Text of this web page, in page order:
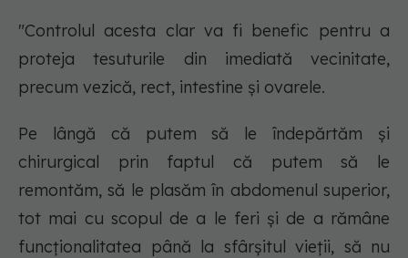
"Controlul acesta clar va fi benefic pentru a
proteja tesuturile din imediată vecinitate,
precum vezică, rect, intestine și ovarele.
Pe lângă că putem să le îndepărtăm și
chirurgical prin faptul că putem să le
remontăm, să le plasăm în abdomenul superior,
tot mai cu scopul de a le feri și de a rămâne
funcționalitatea până la sfârșitul vieții, să nu